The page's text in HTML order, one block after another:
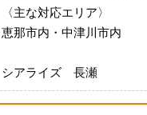
〈主な対応エリア〉
恵那市内・中津川市内
シアライズ 長瀬